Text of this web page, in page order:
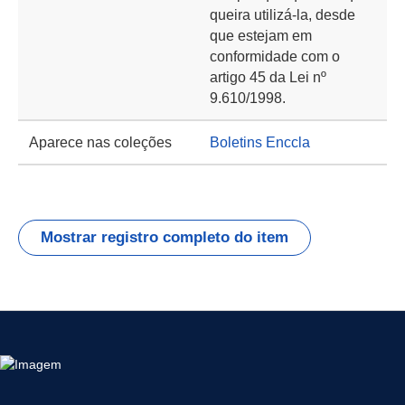
queira utilizá-la, desde
que estejam em
conformidade com o
artigo 45 da Lei nº
9.610/1998.
Aparece nas coleções Boletins Enccla
Mostrar registro completo do item